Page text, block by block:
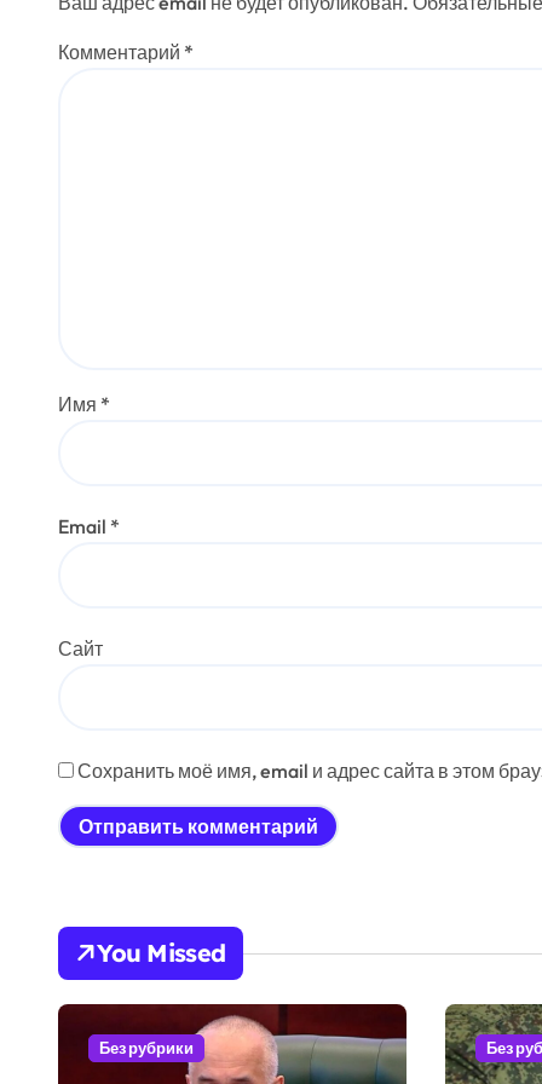
м
Комментарий *
Имя *
Email *
Сайт
Сохранить моё имя, email и адрес сайта в этом
You Missed
Без рубрики Без